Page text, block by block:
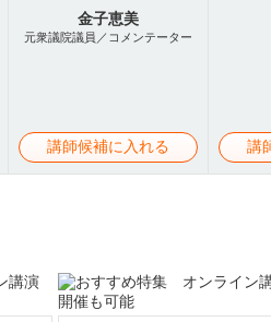
金子恵美
元衆議院議員／コメンテーター
講師候補に入れる 講